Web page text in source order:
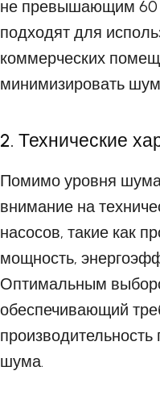
не превышающим 60
подходят для
коммерческих
минимизировать
2. Технические
Помимо уровня
внимание на
насосов, такие как
мощность,
Оптимальным
обеспечивающий
шума.